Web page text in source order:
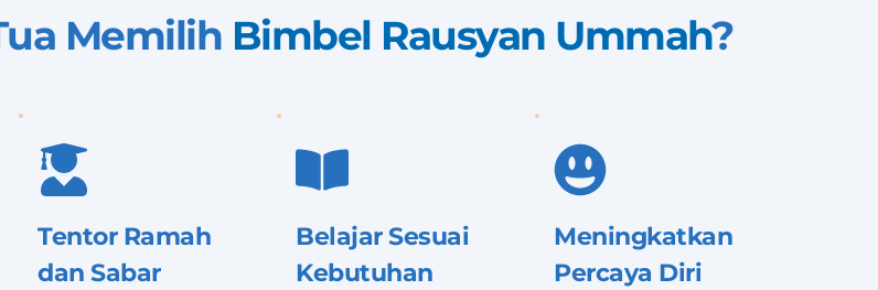
Memilih Bimbel Rausyan Ummah?
Tentor Ramah
dan Sabar
Belajar Sesuai
Kebutuhan
Meningkatkan
Percaya Diri